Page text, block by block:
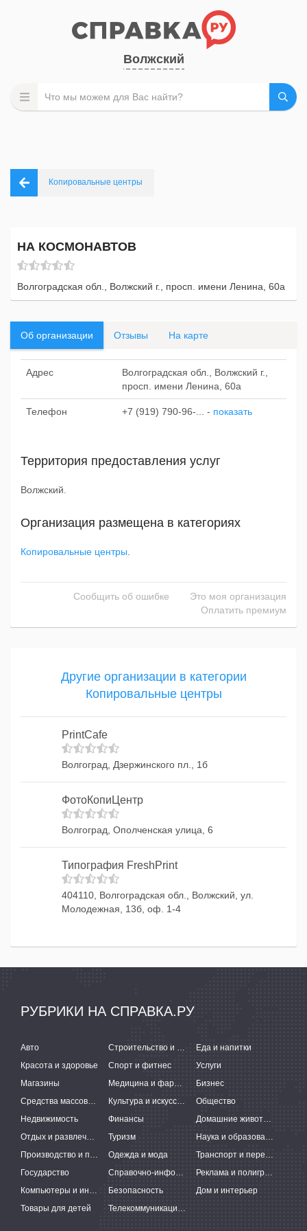
Волжский
Копировальные центры
НА КОСМОНАВТОВ
Волгоградская обл., Волжский г., просп. имени Ленина, 60а
Об организации Отзывы На карте
Адрес
Волгоградская обл., Волжский г.,
просп. имени Ленина, 60а
Телефон +7 (919) 790-96-... - показать
Территория предоставления услуг
Волжский.
Организация размещена в категориях
Копировальные центры
Сообщить об ошибке
Это моя организация
Оплатить премиум
Другие организации в категории
Копировальные центры
PrintCafe
Волгоград, Дзержинского пл., 1б
ФотоКопиЦентр
Волгоград, Ополченская улица, 6
Типография FreshPrint
404110, Волгоградская обл., Волжский, ул.
Молодежная, 13б, оф. 1-4
РУБРИКИ НА СПРАВКА.РУ
Авто Строительство и ремонт
Еда и напитки
Красота и здоровье
Спорт и фитнес
Услуги
Магазины
Медицина и фармацевтика
Бизнес
Средства массовой информации
Культура и искусство
Общество
Недвижимость
Финансы
Домашние животные
Отдых и развлечения
Туризм
Наука и образование
Производство и поставки
Одежда и мода
Транспорт и перевозки
Государство
Справочно-информационные системы
Реклама и полиграфия
Компьютеры и интернет
Безопасность
Дом и интерьер
Товары для детей
Телекоммуникации и связь